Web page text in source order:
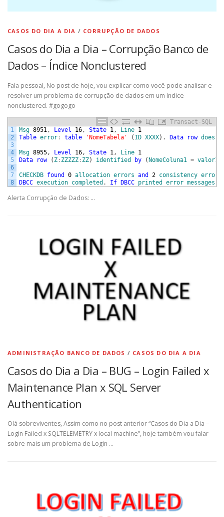
CASOS DO DIA A DIA / CORRUPÇÃO DE DADOS
Casos do Dia a Dia – Corrupção Banco de
Dados – Índice Nonclustered
Fala pessoal, No post de hoje, vou explicar como você pode analisar e
resolver um problema de corrupção de dados em um índice
nonclustered. #gogogo
Transact-SQL
1
2
3
4
5
6
7
8
Msg 8951 , Level 16 , State 1 , Line 1
Table error : table 'NomeTabela' ( ID XXXX) . Data row does
Msg 8955 , Level 16 , State 1 , Line 1
Data
row ( Z : ZZZZZ : ZZ) identified by (NomeColuna1 = valor1
CHECKDB found 0 allocation errors and 2 consistency errors
DBCC execution completed . If DBCC printed error messages
Alerta Corrupção de Dados: …
ADMINISTRAÇÃO BANCO DE DADOS / CASOS DO DIA A DIA
Casos do Dia a Dia – BUG – Login Failed x
Maintenance Plan x SQL Server
Authentication
Olá sobreviventes, Assim como no post anterior “Casos do Dia a Dia –
Login Failed x SQLTELEMETRY x local machine”, hoje também vou falar
sobre mais um problema de Login …